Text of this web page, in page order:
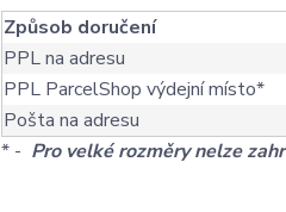
Způsob doručení
PPL na adresu
PPL ParcelShop výdejní místo*
Pošta na adresu
* - Pro velké rozměry nelze